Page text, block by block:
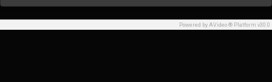
Powered by AVideo ® Platform v30.0